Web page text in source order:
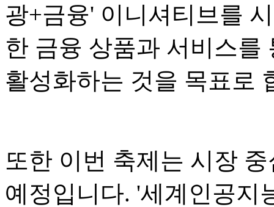
광+금융' 이니셔티브를
한 금융 상품과 서비스를
활성화하는 것을 목표로
또한 이번 축제는 시장
예정입니다. '세계인공지